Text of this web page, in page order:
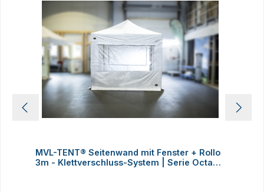
MVL-TENT® Seitenwand mit Fenster + Rollo
3m - Klettverschluss-System | Serie Octa